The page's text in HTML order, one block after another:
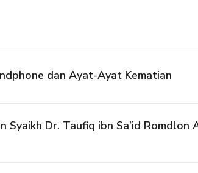
dan Ayat-Ayat Kematian
Syaikh Dr. Taufiq ibn Sa’id Romdlon